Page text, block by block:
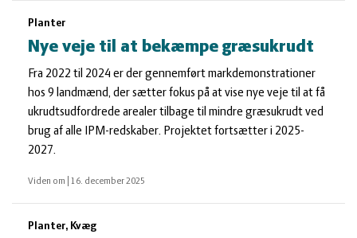
Planter
Nye veje til at bekæmpe græsukrudt
Fra 2022 til 2024 er der gennemført markdemonstrationer
hos 9 landmænd, der sætter fokus på at vise nye veje til at få
ukrudtsudfordrede arealer tilbage til mindre græsukrudt ved
brug af alle IPM-redskaber. Projektet fortsætter i 2025-
2027.
Viden om 16. december 2025
Planter, Kvæg